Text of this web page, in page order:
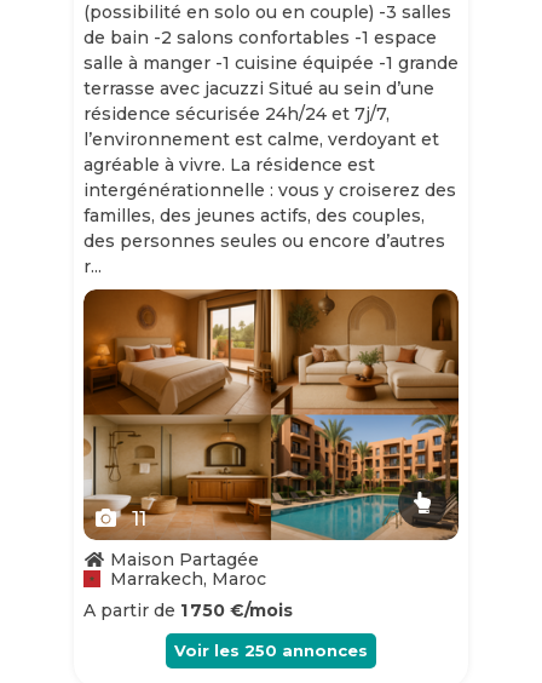
(possibilité en solo ou en couple) -3 salles
de bain -2 salons confortables -1 espace
salle à manger -1 cuisine équipée -1 grande
terrasse avec jacuzzi Situé au sein d’une
résidence sécurisée 24h/24 et 7j/7,
l’environnement est calme, verdoyant et
agréable à vivre. La résidence est
intergénérationnelle : vous y croiserez des
familles, des jeunes actifs, des couples,
des personnes seules ou encore d’autres
r...
Slide 1 of 11
11
Maison Partagée
Marrakech, Maroc
A partir de 1 750 €/mois
Voir les 250 annonces